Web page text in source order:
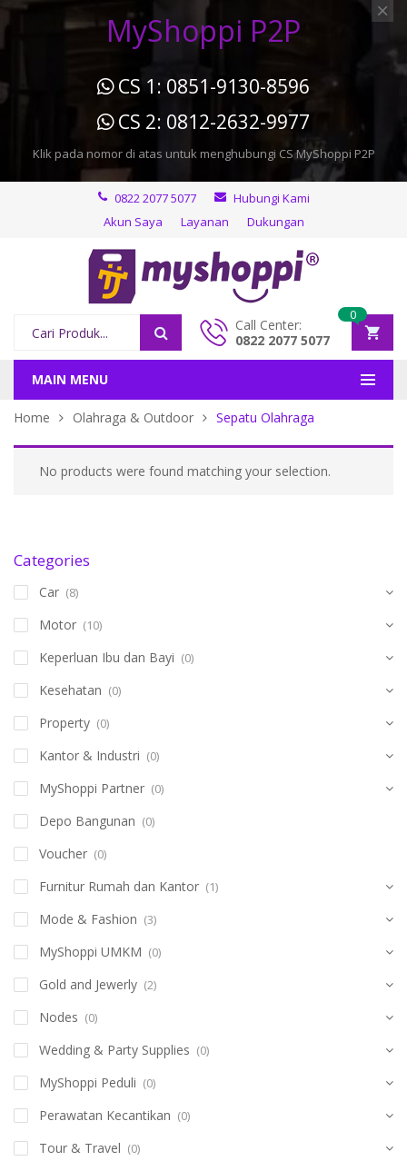
MyShoppi P2P
CS 1: 0851-9130-8596
CS 2: 0812-2632-9977
Klik pada nomor di atas untuk menghubungi CS MyShoppi P2P
0822 2077 5077
Hubungi Kami
Akun Saya
Layanan Dukungan
Call Center:
0822 2077 5077
0
MAIN MENU
Home Olahraga & Outdoor Sepatu Olahraga
No products were found matching your selection.
Categories
Car (8)
Motor (10)
Keperluan Ibu dan Bayi (0)
Kesehatan (0)
Property (0)
Kantor & Industri (0)
MyShoppi Partner (0)
Depo Bangunan (0)
Voucher (0)
Furnitur Rumah dan Kantor (1)
Mode & Fashion (3)
MyShoppi UMKM (0)
Gold and Jewerly (2)
Nodes (0)
Wedding & Party Supplies (0)
MyShoppi Peduli (0)
Perawatan Kecantikan (0)
Tour & Travel (0)